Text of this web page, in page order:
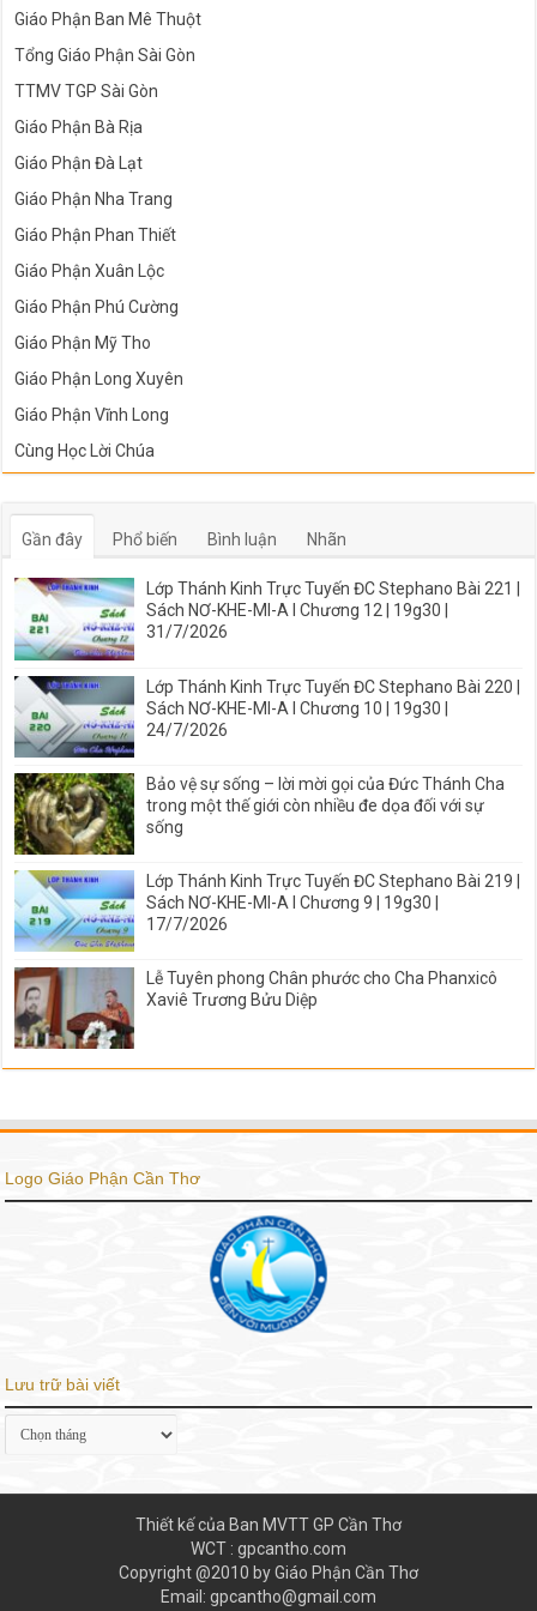
Giáo Phận Ban Mê Thuột
Tổng Giáo Phận Sài Gòn
TTMV TGP Sài Gòn
Giáo Phận Bà Rịa
Giáo Phận Đà Lạt
Giáo Phận Nha Trang
Giáo Phận Phan Thiết
Giáo Phận Xuân Lộc
Giáo Phận Phú Cường
Giáo Phận Mỹ Tho
Giáo Phận Long Xuyên
Giáo Phận Vĩnh Long
Cùng Học Lời Chúa
Gần đây Phổ biến Bình luận Nhãn
Lớp Thánh Kinh Trực Tuyến ĐC Stephano Bài 221 |
Sách NƠ-KHE-MI-A I Chương 12 | 19g30 |
31/7/2026
Lớp Thánh Kinh Trực Tuyến ĐC Stephano Bài 220 |
Sách NƠ-KHE-MI-A I Chương 10 | 19g30 |
24/7/2026
Bảo vệ sự sống – lời mời gọi của Đức Thánh Cha
trong một thế giới còn nhiều đe dọa đối với sự
sống
Lớp Thánh Kinh Trực Tuyến ĐC Stephano Bài 219 |
Sách NƠ-KHE-MI-A I Chương 9 | 19g30 |
17/7/2026
Lễ Tuyên phong Chân phước cho Cha Phanxicô
Xaviê Trương Bửu Diệp
Logo Giáo Phận Cần Thơ
Lưu trữ bài viết
Lưu
trữ
Thiết kế của Ban MVTT GP Cần Thơ
WCT : gpcantho.com
Copyright @2010 by Giáo Phận Cần Thơ
Email: gpcantho@gmail.com